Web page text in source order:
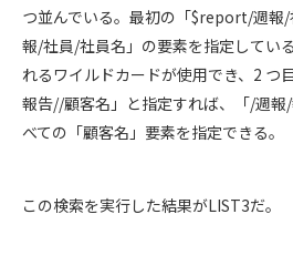
つ並んでいる。最初の「$report/週報
報/社員/社員名」の要素を指定してい
れるワイルドカードが使用でき、2
報告//顧客名」と指定すれば、「/週報
べての「顧客名」要素を指定できる。
この検索を実行した結果がLIST3だ。